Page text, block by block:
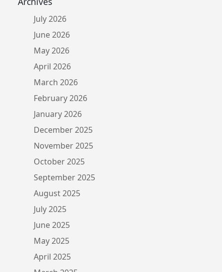
July 2026
June 2026
May 2026
April 2026
March 2026
February 2026
January 2026
December 2025
November 2025
October 2025
September 2025
August 2025
July 2025
June 2025
May 2025
April 2025